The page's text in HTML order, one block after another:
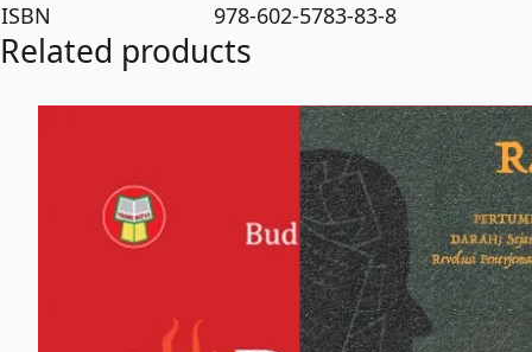
ISBN
978-602-5783-83-8
Related products